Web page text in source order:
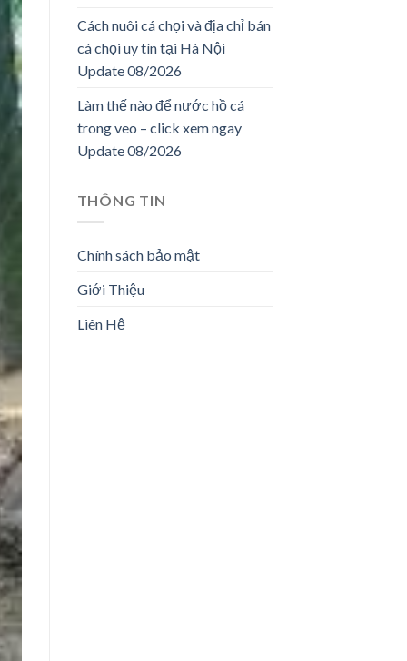
Cách nuôi cá chọi và địa chỉ bán
cá chọi uy tín tại Hà Nội
Update 08/2026
Làm thế nào để nước hồ cá
trong veo – click xem ngay
Update 08/2026
THÔNG TIN
Chính sách bảo mật
Giới Thiệu
Liên Hệ